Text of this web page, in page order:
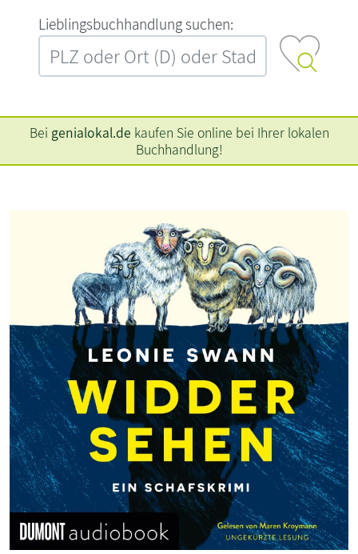
L‍i‍e‍b‍l‍i‍n‍g‍s‍b‍u‍c‍h‍h‍a‍n‍d‍l‍u‍n‍g‍ ‍s‍u‍c‍h‍e‍n‍:‍
Bei genialokal.de kaufen Sie online bei Ihrer lokalen
Buchhandlung!